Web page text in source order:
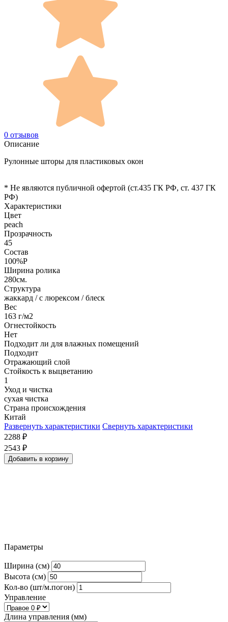
0 отзывов
Описание
Рулонные шторы для пластиковых окон
* Не являются публичной офертой (ст.435 ГК РФ, cт. 437 ГК
РФ)
Характеристики
Цвет
peach
Прозрачность
45
Состав
100%P
Ширина ролика
280см.
Структура
жаккард / с люрексом / блеск
Вес
163 г/м2
Огнестойкость
Нет
Подходит ли для влажных помещений
Подходит
Отражающий слой
Стойкость к выцветанию
1
Уход и чистка
сухая чистка
Страна происхождения
Китай
Развернуть характеристики Свернуть характеристики
2288 ₽
2543 ₽
Добавить в корзину
Параметры
Ширина (см)
Высота (см)
Кол-во (шт/м.погон)
Управление
Длина управления (мм)